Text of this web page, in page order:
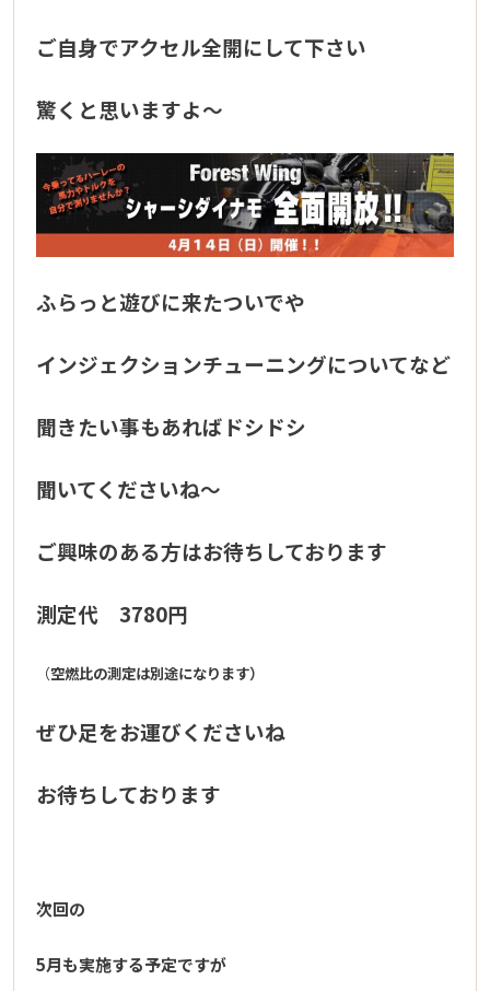
ご自身でアクセル全開にして下さい
驚くと思いますよ〜
ふらっと遊びに来たついでや
インジェクションチューニングについてなど
聞きたい事もあればドシドシ
聞いてくださいね〜
ご興味のある方はお待ちしております
測定代 3780円
（空燃比の測定は別途になります）
ぜひ足をお運びくださいね
お待ちしております
次回の
5月も実施する予定ですが